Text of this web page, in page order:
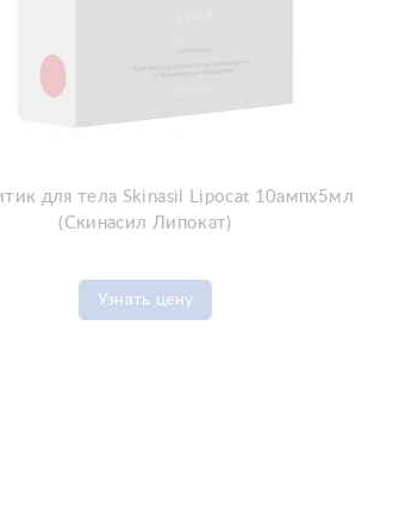
для тела Skinasil Lipocat 10ампx5мл
(Скинасил Липокат)
Узнать цену